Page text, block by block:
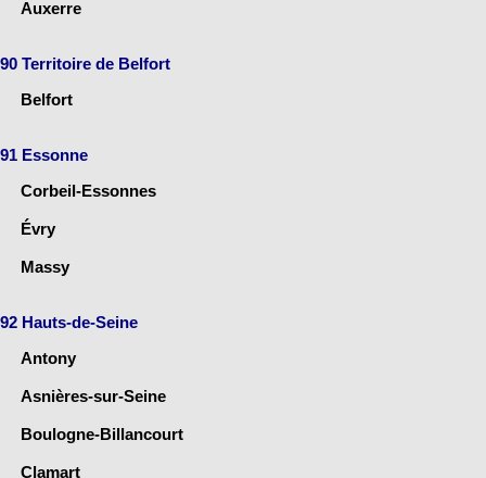
Auxerre
90 Territoire de Belfort
Belfort
91 Essonne
Corbeil-Essonnes
Évry
Massy
92 Hauts-de-Seine
Antony
Asnières-sur-Seine
Boulogne-Billancourt
Clamart